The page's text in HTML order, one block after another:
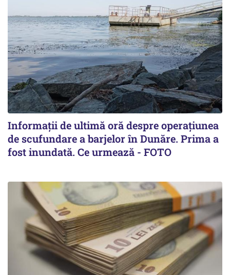
Informații de ultimă oră despre operațiunea
de scufundare a barjelor în Dunăre. Prima a
fost inundată. Ce urmează - FOTO